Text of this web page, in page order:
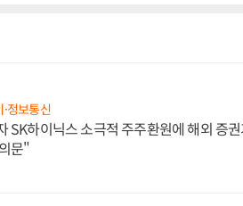
·정보통신
SK하이닉스 소극적 주주환원에 해외 증
문"